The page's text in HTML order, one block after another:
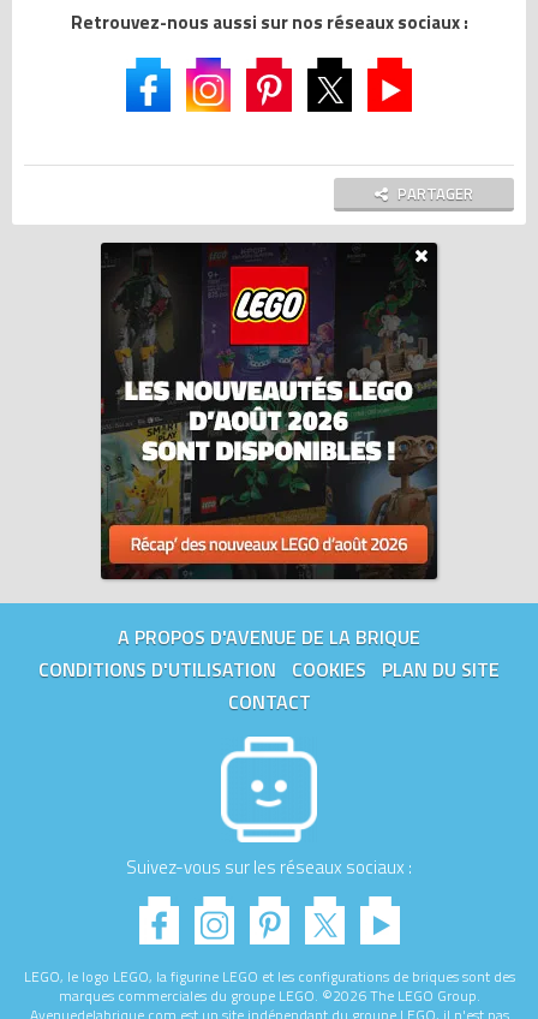
Retrouvez-nous aussi sur nos réseaux sociaux :
PARTAGER
A PROPOS D'AVENUE DE LA BRIQUE
CONDITIONS D'UTILISATION
COOKIES
PLAN DU SITE
CONTACT
Suivez-vous sur les réseaux sociaux :
LEGO, le logo LEGO, la figurine LEGO et les configurations de briques sont des
marques commerciales du groupe LEGO. ©2026 The LEGO Group.